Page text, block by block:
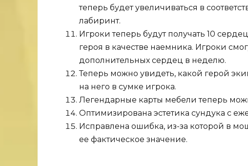
теперь будет увеличиваться в
лабиринт.
Игроки теперь будут получать 10
героя в качестве наемника. Игроки
дополнительных сердец в неделю.
Теперь можно увидеть, какой герой
на него в сумке игрока.
Легендарные карты мебели теперь
Оптимизирована эстетика сундука с
Исправлена ​​ошибка, из-за которой в
ее фактическое значение.